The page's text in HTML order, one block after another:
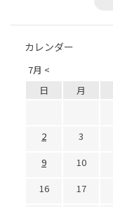
カレンダー
7月 <
日 月
2
3
9
10
16
17